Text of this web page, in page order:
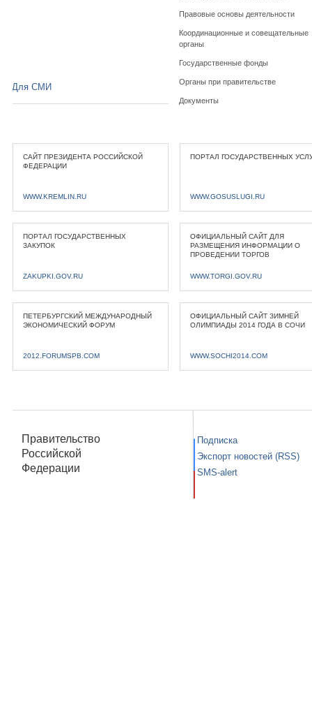
Правовые основы деятельности
Координационные и совещательные
органы
Государственные фонды
Органы при правительстве
Документы
Для СМИ
САЙТ ПРЕЗИДЕНТА РОССИЙСКОЙ
ФЕДЕРАЦИИ
WWW.KREMLIN.RU
ПОРТАЛ ГОСУДАРСТВЕННЫХ
WWW.GOSUSLUGI.RU
ПОРТАЛ ГОСУДАРСТВЕННЫХ
ЗАКУПОК
ZAKUPKI.GOV.RU
ОФИЦИАЛЬНЫЙ САЙТ ДЛЯ
РАЗМЕЩЕНИЯ ИНФОРМАЦИИ О
ПРОВЕДЕНИИ ТОРГОВ
WWW.TORGI.GOV.RU
ПЕТЕРБУРГСКИЙ МЕЖДУНАРОДНЫЙ
ЭКОНОМИЧЕСКИЙ ФОРУМ
2012.FORUMSPB.COM
ОФИЦИАЛЬНЫЙ САЙТ ЗИМНЕЙ
ОЛИМПИАДЫ 2014 ГОДА В СОЧИ
WWW.SOCHI2014.COM
Правительство
Российской
Федерации
Подписка
Экспорт новостей (RSS)
SMS-alert